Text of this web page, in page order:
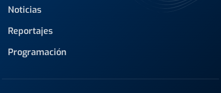
Noticias
Reportajes
Programación